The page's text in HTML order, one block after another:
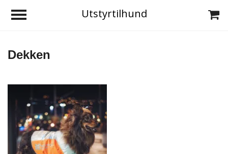
Dekken
Utstyrtilhund